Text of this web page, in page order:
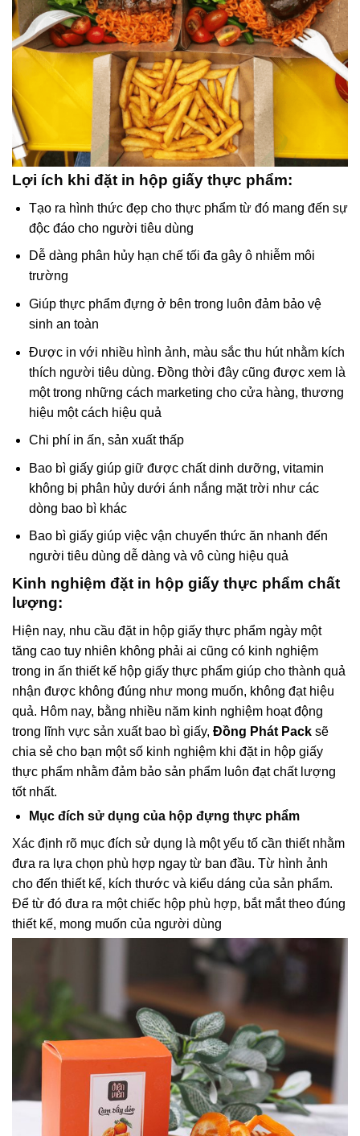
Lợi ích khi đặt in hộp giấy thực phẩm:
Tạo ra hình thức đẹp cho thực phẩm từ đó mang đến sự
độc đáo cho người tiêu dùng
Dễ dàng phân hủy hạn chế tối đa gây ô nhiễm môi
trường
Giúp thực phẩm đựng ở bên trong luôn đảm bảo vệ
sinh an toàn
Được in với nhiều hình ảnh, màu sắc thu hút nhằm kích
thích người tiêu dùng. Đồng thời đây cũng được xem là
một trong những cách marketing cho cửa hàng, thương
hiệu một cách hiệu quả
Chi phí in ấn, sản xuất thấp
Bao bì giấy giúp giữ được chất dinh dưỡng, vitamin
không bị phân hủy dưới ánh nắng mặt trời như các
dòng bao bì khác
Bao bì giấy giúp việc vận chuyển thức ăn nhanh đến
người tiêu dùng dễ dàng và vô cùng hiệu quả
Kinh nghiệm đặt in hộp giấy thực phẩm chất
lượng:
Hiện nay, nhu cầu đặt in hộp giấy thực phẩm ngày một
tăng cao tuy nhiên không phải ai cũng có kinh nghiệm
trong in ấn thiết kế hộp giấy thực phẩm giúp cho thành quả
nhận được không đúng như mong muốn, không đạt hiệu
quả. Hôm nay, bằng nhiều năm kinh nghiệm hoạt động
trong lĩnh vực sản xuất bao bì giấy, Đồng Phát Pack sẽ
chia sẻ cho bạn một số kinh nghiệm khi đặt in hộp giấy
thực phẩm nhằm đảm bảo sản phẩm luôn đạt chất lượng
tốt nhất.
Mục đích sử dụng của hộp đựng thực phẩm
Xác định rõ mục đích sử dụng là một yếu tố cần thiết nhằm
đưa ra lựa chọn phù hợp ngay từ ban đầu. Từ hình ảnh
cho đến thiết kế, kích thước và kiểu dáng của sản phẩm.
Để từ đó đưa ra một chiếc hộp phù hợp, bắt mắt theo đúng
thiết kế, mong muốn của người dùng